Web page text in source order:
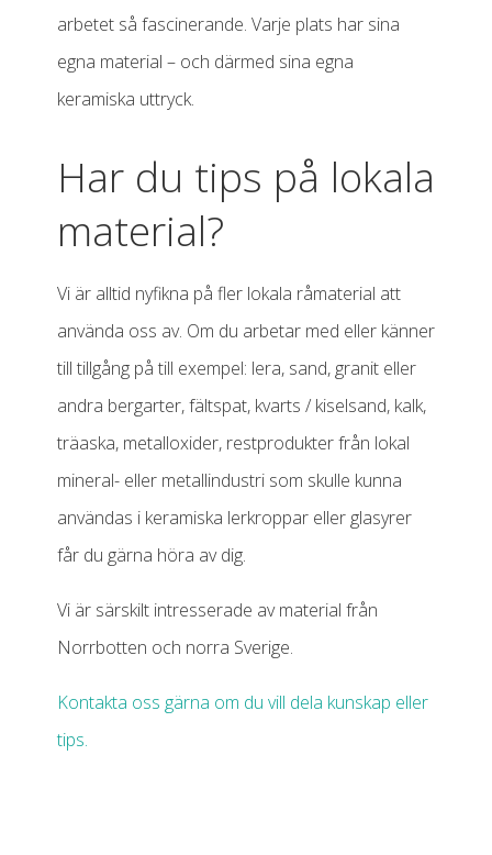
arbetet så fascinerande. Varje plats har sina
egna material – och därmed sina egna
keramiska uttryck.
Har du tips på lokala
material?
Vi är alltid nyfikna på fler lokala råmaterial att
använda oss av. Om du arbetar med eller känner
till tillgång på till exempel: lera, sand, granit eller
andra bergarter, fältspat, kvarts / kiselsand, kalk,
träaska, metalloxider, restprodukter från lokal
mineral- eller metallindustri som skulle kunna
användas i keramiska lerkroppar eller glasyrer
får du gärna höra av dig.
Vi är särskilt intresserade av material från
Norrbotten och norra Sverige.
Kontakta oss gärna om du vill dela kunskap eller
tips.